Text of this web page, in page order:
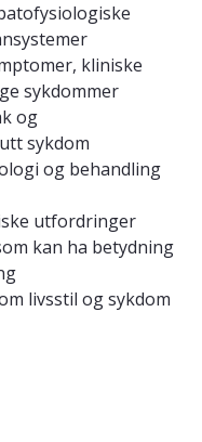
kliniske
sykdommer
og
sykdom
og behandling
utfordringer
kan ha betydning
livsstil og sykdom